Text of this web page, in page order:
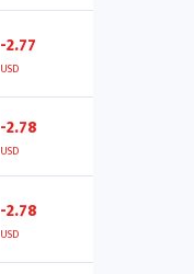
-2.77
USD
-2.78
USD
-2.78
USD